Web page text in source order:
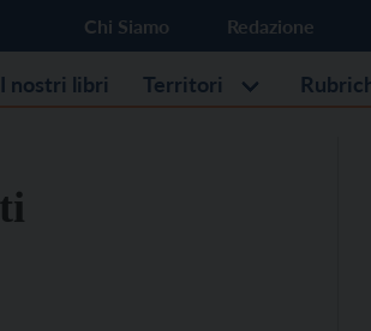
Chi Siamo Redazione
I nostri libri Territori